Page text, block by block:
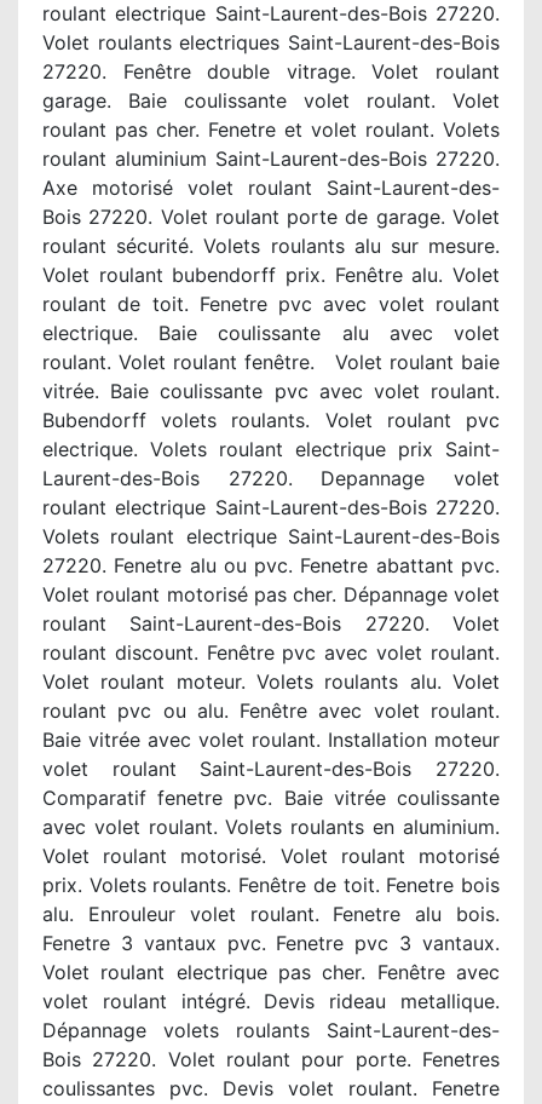
roulant electrique Saint-Laurent-des-Bois 27220.
Volet roulants electriques Saint-Laurent-des-Bois
27220. Fenêtre double vitrage. Volet roulant
garage. Baie coulissante volet roulant. Volet
roulant pas cher. Fenetre et volet roulant. Volets
roulant aluminium Saint-Laurent-des-Bois 27220.
Axe motorisé volet roulant Saint-Laurent-des-
Bois 27220. Volet roulant porte de garage. Volet
roulant sécurité. Volets roulants alu sur mesure.
Volet roulant bubendorff prix. Fenêtre alu. Volet
roulant de toit. Fenetre pvc avec volet roulant
electrique. Baie coulissante alu avec volet
roulant. Volet roulant fenêtre. Volet roulant baie
vitrée. Baie coulissante pvc avec volet roulant.
Bubendorff volets roulants. Volet roulant pvc
electrique. Volets roulant electrique prix Saint-
Laurent-des-Bois 27220. Depannage volet
roulant electrique Saint-Laurent-des-Bois 27220.
Volets roulant electrique Saint-Laurent-des-Bois
27220. Fenetre alu ou pvc. Fenetre abattant pvc.
Volet roulant motorisé pas cher. Dépannage volet
roulant Saint-Laurent-des-Bois 27220. Volet
roulant discount. Fenêtre pvc avec volet roulant.
Volet roulant moteur. Volets roulants alu. Volet
roulant pvc ou alu. Fenêtre avec volet roulant.
Baie vitrée avec volet roulant. Installation moteur
volet roulant Saint-Laurent-des-Bois 27220.
Comparatif fenetre pvc. Baie vitrée coulissante
avec volet roulant. Volets roulants en aluminium.
Volet roulant motorisé. Volet roulant motorisé
prix. Volets roulants. Fenêtre de toit. Fenetre bois
alu. Enrouleur volet roulant. Fenetre alu bois.
Fenetre 3 vantaux pvc. Fenetre pvc 3 vantaux.
Volet roulant electrique pas cher. Fenêtre avec
volet roulant intégré. Devis rideau metallique.
Dépannage volets roulants Saint-Laurent-des-
Bois 27220. Volet roulant pour porte. Fenetres
coulissantes pvc. Devis volet roulant. Fenetre